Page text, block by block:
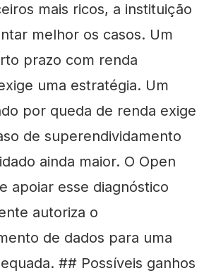
mais ricos, a instituição
melhor os casos. Um
prazo com renda
uma estratégia. Um
por queda de renda exige
de superendividamento
ainda maior. O Open
apoiar esse diagnóstico
autoriza o
de dados para uma
## Possíveis ganhos